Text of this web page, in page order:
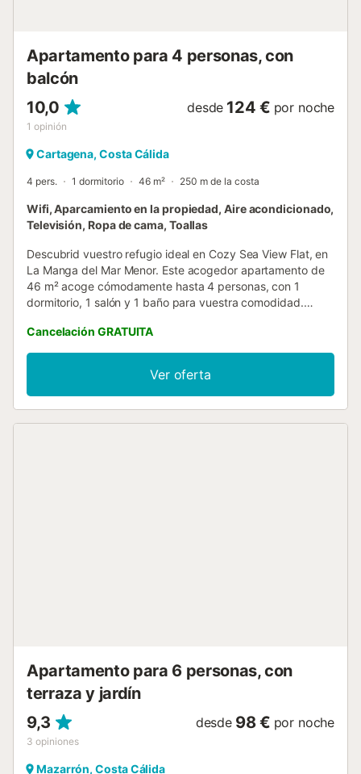
Apartamento para 4 personas, con
balcón
10,0
1 opinión
desde 124 € por noche
Cartagena, Costa Cálida
4 pers. 1 dormitorio 46 m² 250 m de la costa
Wifi, Aparcamiento en la propiedad, Aire acondicionado,
Televisión, Ropa de cama, Toallas
Descubrid vuestro refugio ideal en Cozy Sea View Flat, en
La Manga del Mar Menor. Este acogedor apartamento de
46 m² acoge cómodamente hasta 4 personas, con 1
dormitorio, 1 salón y 1 baño para vuestra comodidad.
Wi-Fi para una estancia agradable. Desde el balcón
privado podréis contemplar hermosas vistas al mar. La
ubicación es perfecta, cerca de la playa para que podáis
acceder fácilmente al mar y la arena. Si os apetece
manteneros activos durante las vacaciones, hay una pista
Cancelación GRATUITA
Ver oferta
Apartamento para 6 personas, con
terraza y jardín
9,3
3 opiniones
desde 98 € por noche
Mazarrón, Costa Cálida